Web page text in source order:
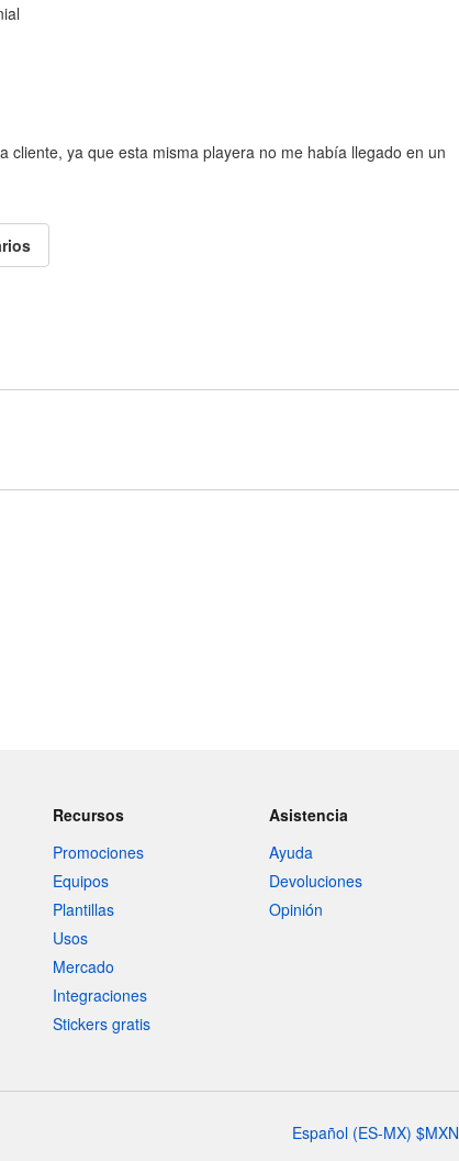
ya que esta misma playera no me había llegado en un
Recursos
Promociones
Equipos
Plantillas
Usos
Mercado
Integraciones
Stickers gratis
Asistencia
Ayuda
Devoluciones
Opinión
Español (ES-MX) $MXN